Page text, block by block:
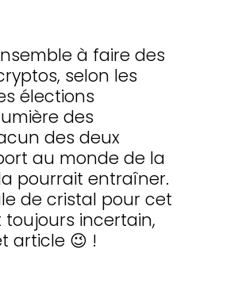
à faire des
selon les
élections
des
des deux
au monde de la
pourrait entraîner.
de cristal pour cet
incertain,
article 😉 !